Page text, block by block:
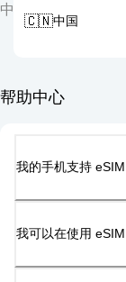
中
🇨🇳中国
帮助中心
我的手机支持
我可以在使用